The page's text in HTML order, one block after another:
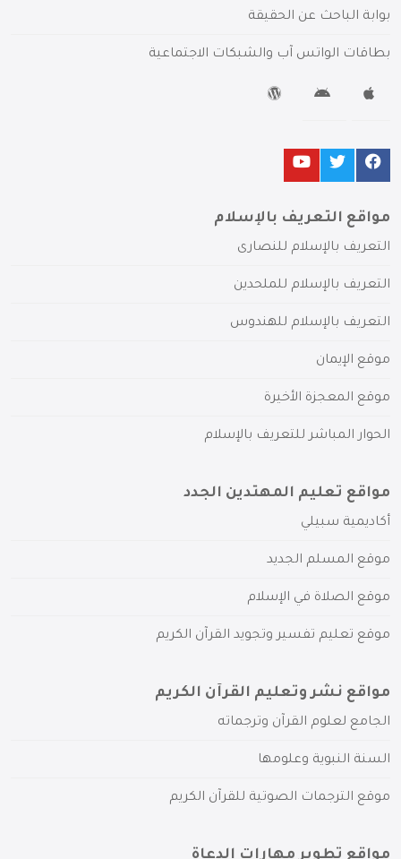
بوابة الباحث عن الحقيقة
بطاقات الواتس آب والشبكات الاجتماعية
مواقع التعريف بالإسلام
التعريف بالإسلام للنصارى
التعريف بالإسلام للملحدين
التعريف بالإسلام للهندوس
موقع الإيمان
موقع المعجزة الأخيرة
الحوار المباشر للتعريف بالإسلام
مواقع تعليم المهتدين الجدد
أكاديمية سبيلي
موقع المسلم الجديد
موقع الصلاة في الإسلام
موقع تعليم تفسير وتجويد القرآن الكريم
مواقع نشر وتعليم القرآن الكريم
الجامع لعلوم القرآن وترجماته
السنة النبوية وعلومها
موقع الترجمات الصوتية للقرآن الكريم
مواقع تطوير مهارات الدعاة